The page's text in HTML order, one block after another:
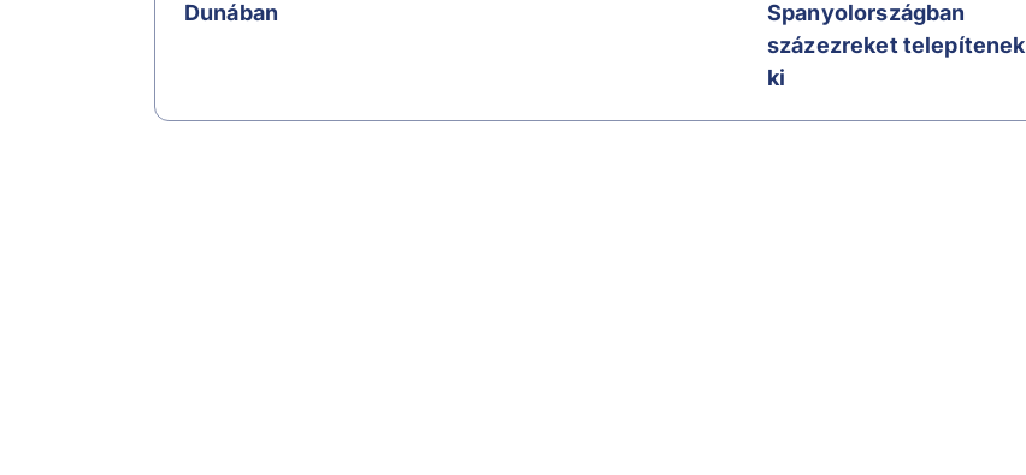
Dunában
Spanyolországban
százezreket telepítenek
ki